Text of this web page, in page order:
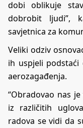
dobi oblikuje
dobrobit ljudi”,
savjetnica za
Veliki odziv
ih uspjeli
aerozagađenja.
“Obradovao nas
iz različitih
radova se vidi da